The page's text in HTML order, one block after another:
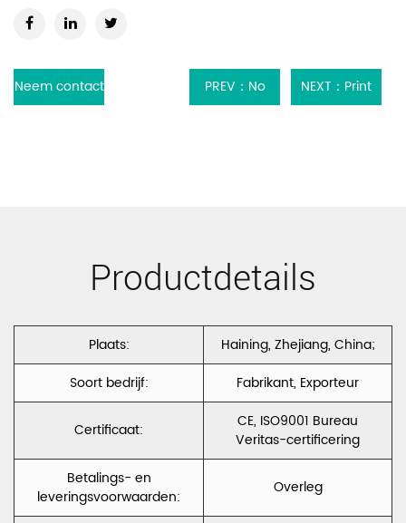
Neem contact
PREV：No
NEXT：Print
Laminaat Met
Gebreide
Stoffen Rug
DALLAS I
Productdetails
Plaats:
Haining, Zhejiang, China;
Soort bedrijf:
Fabrikant, Exporteur
Certificaat:
CE, ISO9001 Bureau
Veritas-certificering
Betalings- en
leveringsvoorwaarden:
Overleg